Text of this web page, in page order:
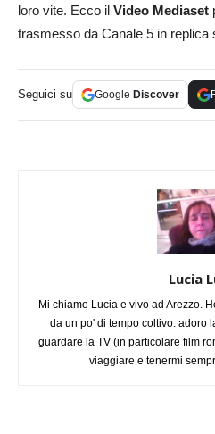
loro vite. Ecco il Video Mediaset
trasmesso da Canale 5 in replica
Seguici su Google Discover
Lucia
Mi chiamo Lucia e vivo ad Arezzo.
da un po' di tempo coltivo: adoro
guardare la TV (in particolare film
viaggiare e tenermi